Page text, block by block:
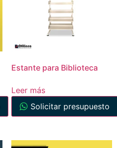
Estante para Biblioteca
Leer más
Solicitar presupuesto